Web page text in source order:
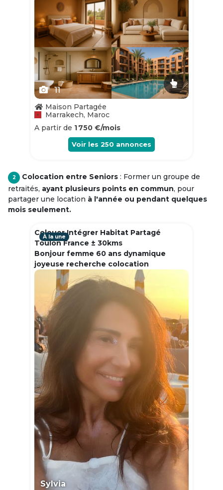
11
Maison Partagée
Marrakech, Maroc
A partir de 1 750 €/mois
Voir les 250 annonces
2 Colocation entre Seniors : Former un groupe de
retraités, ayant plusieurs points en commun, pour
partager une location à l'année ou pendant quelques
mois seulement.
Colouer Intégrer Habitat Partagé
Toulon France ± 30kms
Bonjour femme 60 ans dynamique
joyeuse recherche colocation
À la une
Sylvia